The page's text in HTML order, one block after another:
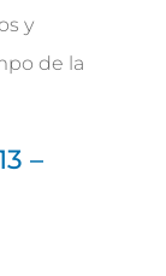
y
de la
–